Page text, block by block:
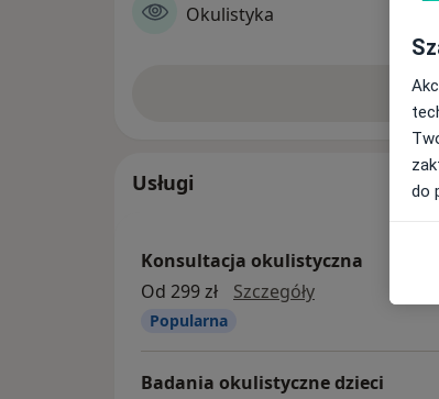
Okulistyka
Usługi
Konsultacja okulistyczna
Od 299 zł
Szczegółykonsultacja
Popularna
Badania okulistyczne dzieci
do